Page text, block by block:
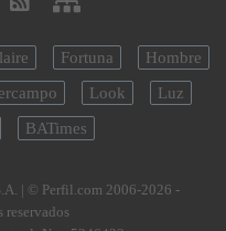
Fortuna
Hombre
Look
Luz
BATimes
| © Perfil.com 2006-2026 -
reservados